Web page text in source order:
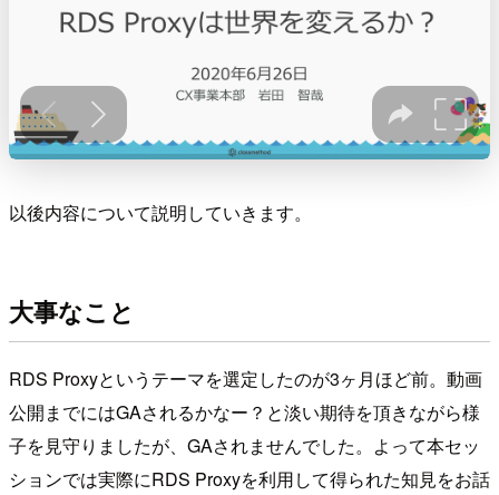
以後内容について説明していきます。
大事なこと
RDS Proxyというテーマを選定したのが3ヶ月ほど前。動画
公開までにはGAされるかなー？と淡い期待を頂きながら様
子を見守りましたが、GAされませんでした。よって本セッ
ションでは実際にRDS Proxyを利用して得られた知見をお話